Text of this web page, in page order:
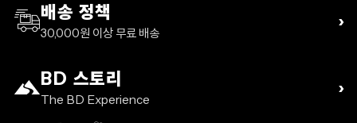
배송 정책
30,000원 이상 무료 배송
›
BD 스토리
The BD Experience
›